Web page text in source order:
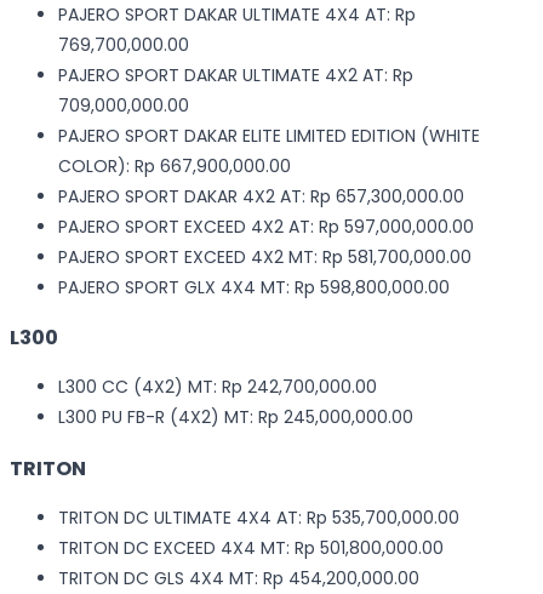
PAJERO SPORT DAKAR ULTIMATE 4X4 AT: Rp
769,700,000.00
PAJERO SPORT DAKAR ULTIMATE 4X2 AT: Rp
709,000,000.00
PAJERO SPORT DAKAR ELITE LIMITED EDITION (WHITE
COLOR): Rp 667,900,000.00
PAJERO SPORT DAKAR 4X2 AT: Rp 657,300,000.00
PAJERO SPORT EXCEED 4X2 AT: Rp 597,000,000.00
PAJERO SPORT EXCEED 4X2 MT: Rp 581,700,000.00
PAJERO SPORT GLX 4X4 MT: Rp 598,800,000.00
L300
L300 CC (4X2) MT: Rp 242,700,000.00
L300 PU FB-R (4X2) MT: Rp 245,000,000.00
TRITON
TRITON DC ULTIMATE 4X4 AT: Rp 535,700,000.00
TRITON DC EXCEED 4X4 MT: Rp 501,800,000.00
TRITON DC GLS 4X4 MT: Rp 454,200,000.00